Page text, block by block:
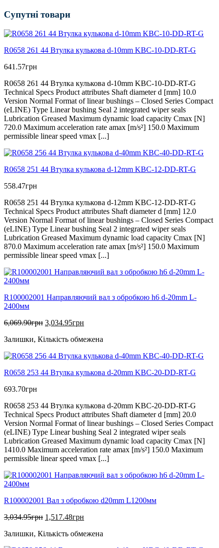
Супутні товари
R0658 261 44 Втулка кулькова d-10mm KBC-10-DD-RT-G
641.57грн
R0658 261 44 Втулка кулькова d-10mm KBC-10-DD-RT-G
Technical Specs Product attributes Shaft diameter d [mm] 10.0
Version Normal Format of linear bushings – Closed Series Compact
(eLINE) Type Linear bushing Seal 2 integrated wiper seals
Lubrication Greased Maximum dynamic load capacity Cmax [N]
720.0 Maximum acceleration rate amax [m/s²] 150.0 Maximum
permissible linear speed vmax [...]
R0658 251 44 Втулка кулькова d-12mm KBC-12-DD-RT-G
558.47грн
R0658 251 44 Втулка кулькова d-12mm KBC-12-DD-RT-G
Technical Specs Product attributes Shaft diameter d [mm] 12.0
Version Normal Format of linear bushings – Closed Series Compact
(eLINE) Type Linear bushing Seal 2 integrated wiper seals
Lubrication Greased Maximum dynamic load capacity Cmax [N]
870.0 Maximum acceleration rate amax [m/s²] 150.0 Maximum
permissible linear speed vmax [...]
R100002001 Направляючий вал з обробкою h6 d-20mm L-
2400мм
6,069.90грн Оригінальна
6,069.90грн.
3,034.95грн
3,034.95грн.
Залишки, Кількість обмежена
R0658 253 44 Втулка кулькова d-20mm KBC-20-DD-RT-G
693.70грн
R0658 253 44 Втулка кулькова d-20mm KBC-20-DD-RT-G
Technical Specs Product attributes Shaft diameter d [mm] 20.0
Version Normal Format of linear bushings – Closed Series Compact
(eLINE) Type Linear bushing Seal 2 integrated wiper seals
Lubrication Greased Maximum dynamic load capacity Cmax [N]
1410.0 Maximum acceleration rate amax [m/s²] 150.0 Maximum
permissible linear speed vmax [...]
R100002001 Вал з обробкою d20mm L1200мм
3,034.95грн Оригінальна
3,034.95грн.
1,517.48грн
1,517.48грн.
Залишки, Кількість обмежена